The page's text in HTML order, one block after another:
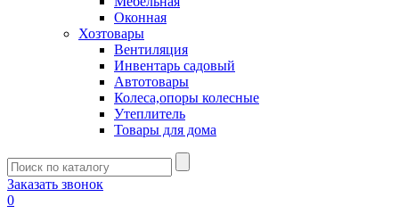
Оконная
Хозтовары
Вентиляция
Инвентарь садовый
Автотовары
Колеса,опоры колесные
Утеплитель
Товары для дома
Заказать звонок
0